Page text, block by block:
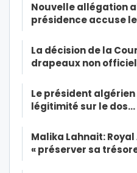
Nouvelle allégation
présidence accuse
La décision de la
drapeaux non
Le président
légitimité sur le dos…
Malika Lahnait:
« préserver sa